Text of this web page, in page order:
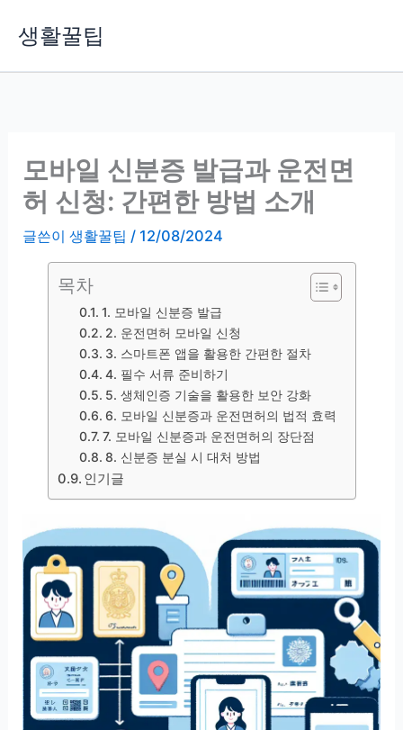
생활꿀팁
모바일 신분증 발급과 운전면
허 신청: 간편한 방법 소개
글쓴이생활꿀팁 / 12/08/2024
목차
1. 모바일 신분증 발급
2. 운전면허 모바일 신청
3. 스마트폰 앱을 활용한 간편한 절차
4. 필수 서류 준비하기
5. 생체인증 기술을 활용한 보안 강화
6. 모바일 신분증과 운전면허의 법적 효력
7. 모바일 신분증과 운전면허의 장단점
8. 신분증 분실 시 대처 방법
인기글